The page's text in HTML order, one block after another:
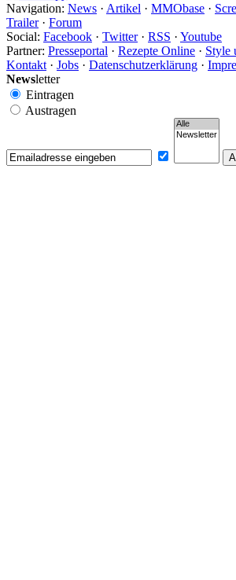
Navigation: News · Artikel · MMObase ·
Trailer· Forum
Social: Facebook · Twitter· RSS · Youtube
Partner: Presseportal · Rezepte Online · Style
Kontakt · Jobs · Datenschutzerklärung ·
Newsletter
Eintragen
Austragen